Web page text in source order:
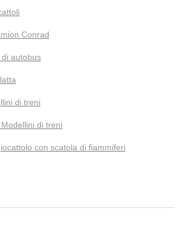
Conrad
autobus
di treni
di treni
con scatola di fiammiferi